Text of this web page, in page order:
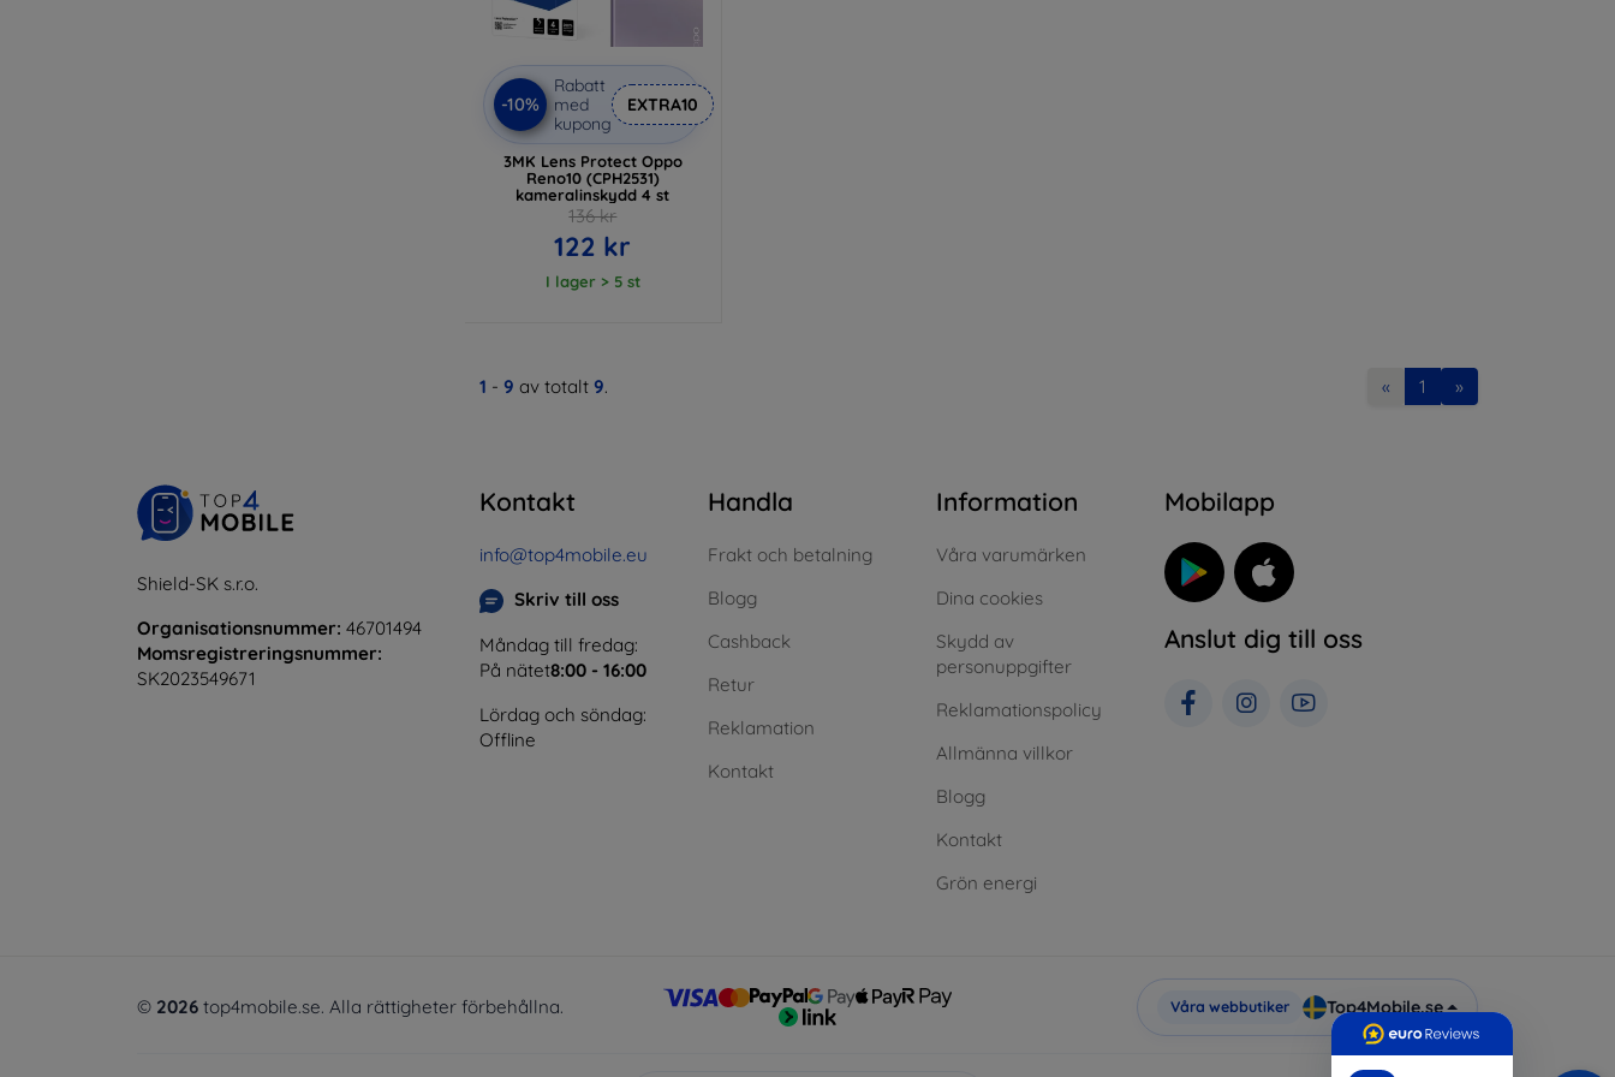
-10%
Rabatt
med
kupong
EXTRA10
3MK Lens Protect Oppo
Reno10 (CPH2531)
kameralinskydd 4 st
136 kr
122 kr
I lager > 5 st
1 - 9 av totalt 9. « 1 »
Shield-SK s.r.o.
Organisationsnummer: 46701494
Momsregistreringsnummer:
SK2023549671
Kontakt
info@top4mobile.eu
Skriv till oss
Måndag till fredag:
På nätet8:00 - 16:00
Lördag och söndag:
Offline
Handla
Frakt och betalning
Blogg
Cashback
Retur
Reklamation
Kontakt
Information
Våra varumärken
Dina cookies
Skydd av
personuppgifter
Reklamationspolicy
Allmänna villkor
Blogg
Kontakt
Grön energi
Mobilapp
Anslut dig till oss
© 2026 top4mobile.se. Alla rättigheter förbehållna. Våra webbutiker Top4Mobile.se